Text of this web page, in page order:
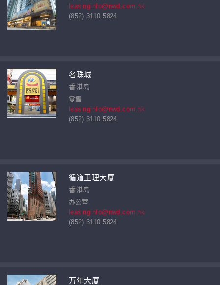
leasinginfo@nwd.com.hk
(852) 3110 5824
名珠城
香港岛
零售
leasinginfo@nwd.com.hk
(852) 3110 5824
循道卫理大厦
香港岛
办公室
leasinginfo@nwd.com.hk
(852) 3110 5824
万年大厦